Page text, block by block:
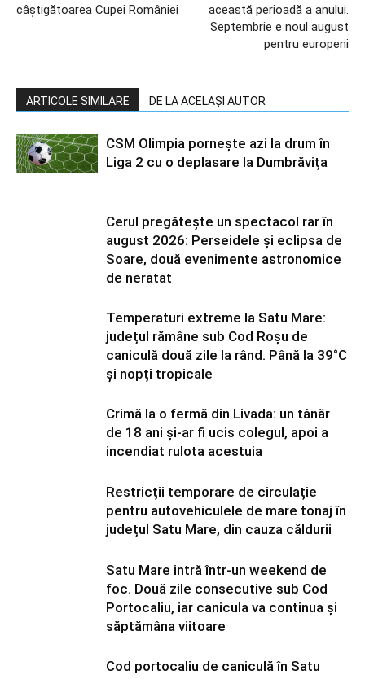
câștigătoarea Cupei României
această perioadă a anului.
Septembrie e noul august
pentru europeni
ARTICOLE SIMILARE DE LA ACELAȘI AUTOR
CSM Olimpia pornește azi la drum în
Liga 2 cu o deplasare la Dumbrăvița
Cerul pregătește un spectacol rar în
august 2026: Perseidele și eclipsa de
Soare, două evenimente astronomice
de neratat
Temperaturi extreme la Satu Mare:
județul rămâne sub Cod Roșu de
caniculă două zile la rând. Până la 39°C
și nopți tropicale
Crimă la o fermă din Livada: un tânăr
de 18 ani și-ar fi ucis colegul, apoi a
incendiat rulota acestuia
Restricții temporare de circulație
pentru autovehiculele de mare tonaj în
județul Satu Mare, din cauza căldurii
Satu Mare intră într-un weekend de
foc. Două zile consecutive sub Cod
Portocaliu, iar canicula va continua și
săptămâna viitoare
Cod portocaliu de caniculă în Satu